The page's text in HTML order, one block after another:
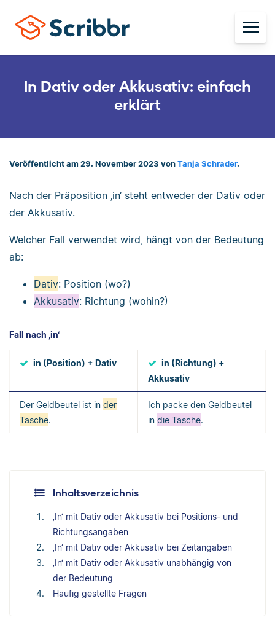
In Dativ oder Akkusativ: einfach
erklärt
Veröffentlicht am 29. November 2023 von Tanja Schrader.
Nach der Präposition ‚in‘ steht entweder der Dativ oder
der Akkusativ.
Welcher Fall verwendet wird, hängt von der Bedeutung
ab:
Dativ: Position (wo?)
Akkusativ: Richtung (wohin?)
Fall nach ‚in‘
in (Position) + Dativ
in (Richtung) +
Akkusativ
Der Geldbeutel ist in der
Tasche.
Ich packe den Geldbeutel
in die Tasche.
Inhaltsverzeichnis
‚In‘ mit Dativ oder Akkusativ bei Positions- und
Richtungsangaben
‚In‘ mit Dativ oder Akkusativ bei Zeitangaben
‚In‘ mit Dativ oder Akkusativ unabhängig von
der Bedeutung
Häufig gestellte Fragen